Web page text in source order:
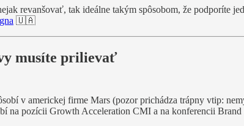
revanšovať, tak ideálne takým spôsobom, že podporíte
🇺🇦
musíte prilievať
v americkej firme Mars (pozor prichádza trápny vtip:
na pozícii Growth Acceleration CMI a na konferencii